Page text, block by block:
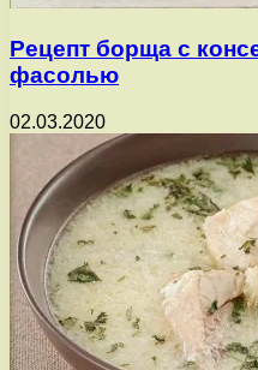
Рецепт борща с
фасолью
02.03.2020